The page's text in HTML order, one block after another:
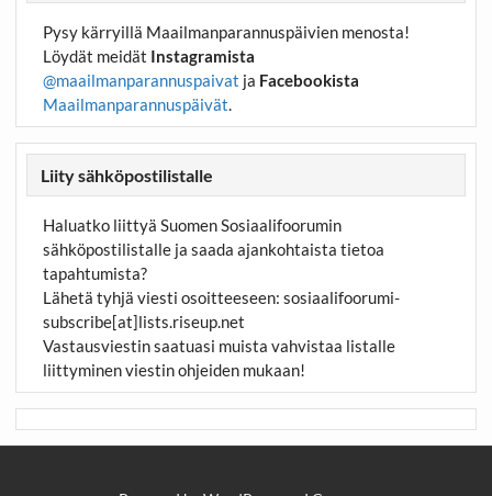
Pysy kärryillä Maailmanparannuspäivien menosta!
Löydät meidät Instagramista
@maailmanparannuspaivat ja Facebookista
Maailmanparannuspäivät.
Liity sähköpostilistalle
Haluatko liittyä Suomen Sosiaalifoorumin
sähköpostilistalle ja saada ajankohtaista tietoa
tapahtumista?
Lähetä tyhjä viesti osoitteeseen: sosiaalifoorumi-
subscribe[at]lists.riseup.net
Vastausviestin saatuasi muista vahvistaa listalle
liittyminen viestin ohjeiden mukaan!